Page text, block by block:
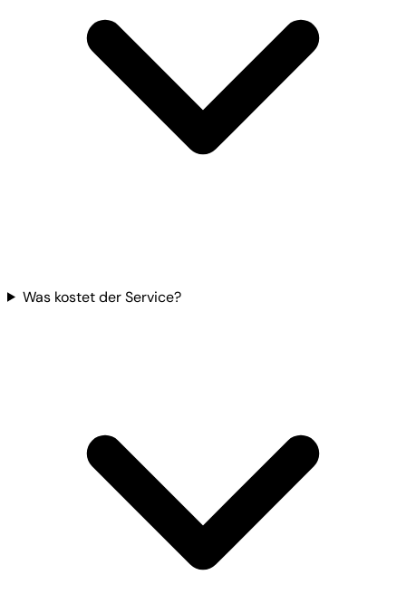
Was kostet der Service?